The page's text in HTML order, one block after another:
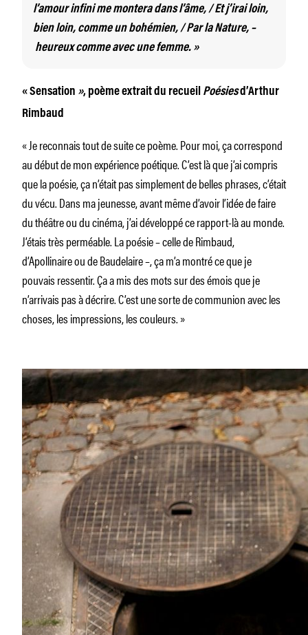
l’amour infini me montera dans l’âme, / Et j’irai loin,
bien loin, comme un bohémien, / Par la Nature, –
heureux comme avec une femme. »
« Sensation », poème extrait du recueil Poésiesd’Arthur
Rimbaud
« Je reconnais tout de suite ce poème. Pour moi, ça correspond
au début de mon expérience poétique. C’est là que j’ai compris
que la poésie, ça n’était pas simplement de belles phrases, c’était
du vécu. Dans ma jeunesse, avant même d’avoir l’idée de faire
du théâtre ou du cinéma, j’ai développé ce rapport-là au monde.
J’étais très perméable. La poésie – celle de Rimbaud,
d’Apollinaire ou de Baudelaire –, ça m’a montré ce que je
pouvais ressentir. Ça a mis des mots sur des émois que je
n’arrivais pas à décrire. C’est une sorte de communion avec les
choses, les impressions, les couleurs. »